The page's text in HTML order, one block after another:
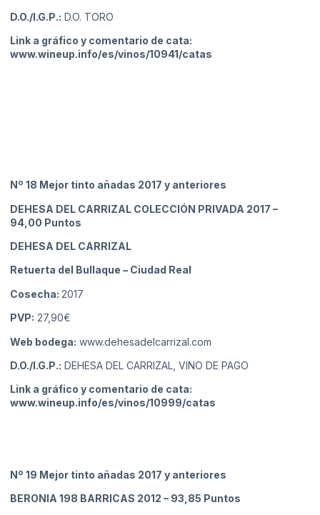
D.O./I.G.P.: D.O. TORO
Link a gráfico y comentario de cata:
www.wineup.info/es/vinos/10941/catas
Nº 18 Mejor tinto añadas 2017 y anteriores
DEHESA DEL CARRIZAL COLECCIÓN PRIVADA 2017 –
94,00 Puntos
DEHESA DEL CARRIZAL
Retuerta del Bullaque – Ciudad Real
Cosecha: 2017
PVP: 27,90€
Web bodega: www.dehesadelcarrizal.com
D.O./I.G.P.: DEHESA DEL CARRIZAL, VINO DE PAGO
Link a gráfico y comentario de cata:
www.wineup.info/es/vinos/10999/catas
Nº 19 Mejor tinto añadas 2017 y anteriores
BERONIA 198 BARRICAS 2012 – 93,85 Puntos